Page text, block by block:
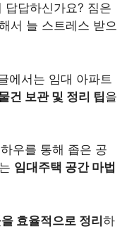
답답하신가요? 짐은
서 늘 스트레스 받으
에서는 임대 아파트
건 보관 및 정리 팁을
우를 통해 좁은 공
임대주택 공간 마법
효율적으로 정리하